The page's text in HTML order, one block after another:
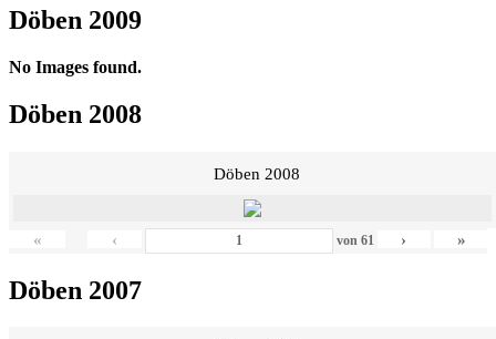
Döben 2009
No Images found.
Döben 2008
Döben 2008
« ‹ von 61 › »
Döben 2007